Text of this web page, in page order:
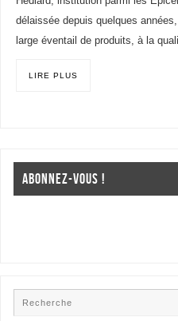
délaissée depuis quelques
large éventail de produits, à la
LIRE PLUS
ABONNEZ-VOUS !